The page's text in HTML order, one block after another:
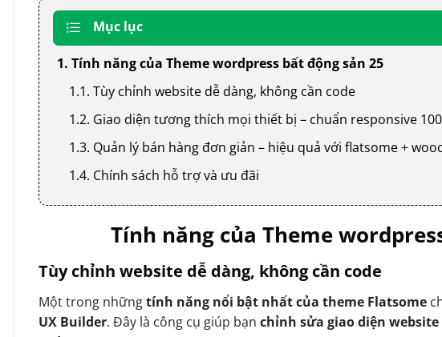
Mục lục
1. Tính năng của Theme wordpress bất động sản 25
1.1. Tùy chỉnh website dễ dàng, không cần code
1.2. Giao diện tương thích mọi thiết bị – chuẩn responsive
1.3. Quản lý bán hàng đơn giản – hiệu quả với flatsome +
1.4. Chính sách hỗ trợ và ưu đãi
Tính năng của Theme
Tùy chỉnh website dễ dàng, không cần code
Một trong nhữngtính năng nổi bật nhất của theme Flatsome
UX Builder. Đây là công cụ giúp bạn chỉnh sửa giao diện